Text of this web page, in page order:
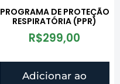
PROGRAMA DE PROTEÇÃO
RESPIRATÓRIA (PPR)
R$299,00
Adicionar ao